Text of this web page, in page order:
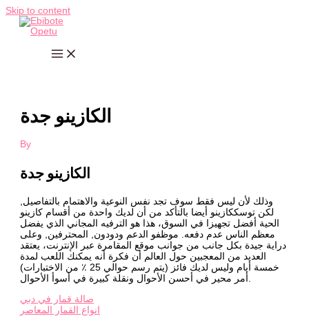
Skip to content
الكازينو جدة
By
الكازينو جدة
وذلك لأن ليس فقط سوف تجد نفس النوعية والاهتمام بالتفاصيل,
لكن توسككازينو أيضا بالتأكد من أن لديك واحدة من أقسام كازينو
الحية أفضل تجهيزا في السوق، هذا هو الترفيه المجاني الذي يفضل
معظم الناس عدم دفعه. موظفو الدعم ودودون, المحترفين, وعلى
دراية جيدة بكل جانب من جوانب موقع المقامرة عبر الإنترنت، يعتقد
العديد من المعجبين حول العالم أن فكرة أنه يمكنك اللعب لمدة
خمسة أيام وليس لديك فائز (يتم رسم حوالي 25 ٪ من الاختبارات)
أمر محير في أحسن الأحوال ونقلة كبيرة في أسوأ الأحوال.
صالة قمار في دبي
انواع القمار المعاصر